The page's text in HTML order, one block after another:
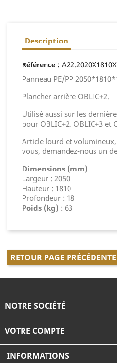
Description
Référence :
Panneau PE/PP
Plancher arrière OBLIC+2.
Utilisé aussi sur les
pour OBLIC+2, OBLIC+3 et
Article lourd et
vous, demandez-nous un
Dimensions (mm)
Largeur : 2050
Hauteur : 1810
Profondeur : 18
Poids (kg) : 63
RETOUR PAGE PRÉCÉDENTE
NOTRE SOCIÉTÉ
VOTRE COMPTE
INFORMATIONS